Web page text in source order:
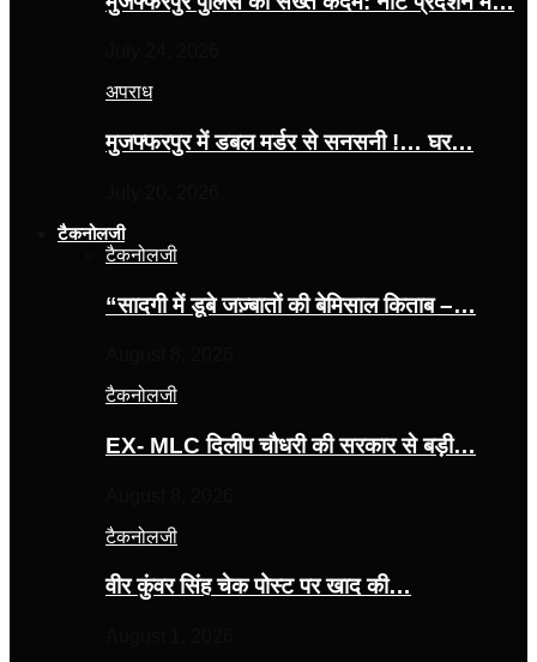
अपराध
मुजफ्फरपुर में डबल मर्डर से सनसनी !… घर…
टैकनोलजी
टैकनोलजी
“सादगी में डूबे जज़्बातों की बेमिसाल किताब –…
टैकनोलजी
EX- MLC दिलीप चौधरी की सरकार से बड़ी…
टैकनोलजी
वीर कुंवर सिंह चेक पोस्ट पर खाद की…